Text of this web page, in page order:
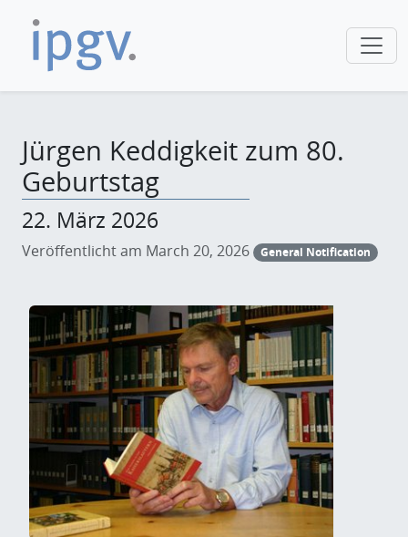
Jürgen Keddigkeit zum 80.
Geburtstag
22. März 2026
Veröffentlicht am March 20, 2026 General Notification